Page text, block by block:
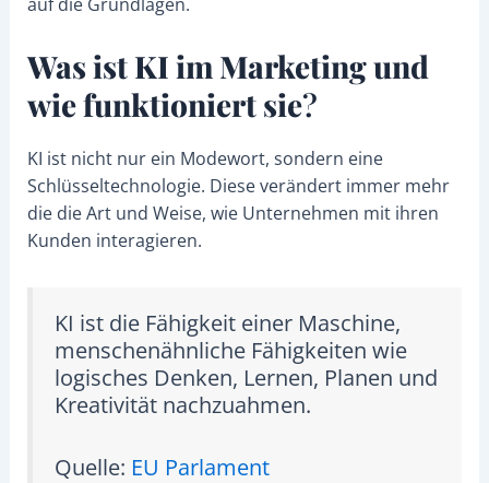
Was ist KI im Marketing und
wie funktioniert sie?
KI ist nicht nur ein Modewort, sondern eine
Schlüsseltechnologie. Diese verändert immer mehr
die die Art und Weise, wie Unternehmen mit ihren
Kunden interagieren.
KI ist die Fähigkeit einer Maschine,
menschenähnliche Fähigkeiten wie
logisches Denken, Lernen, Planen und
Kreativität nachzuahmen.
Quelle: EU Parlament